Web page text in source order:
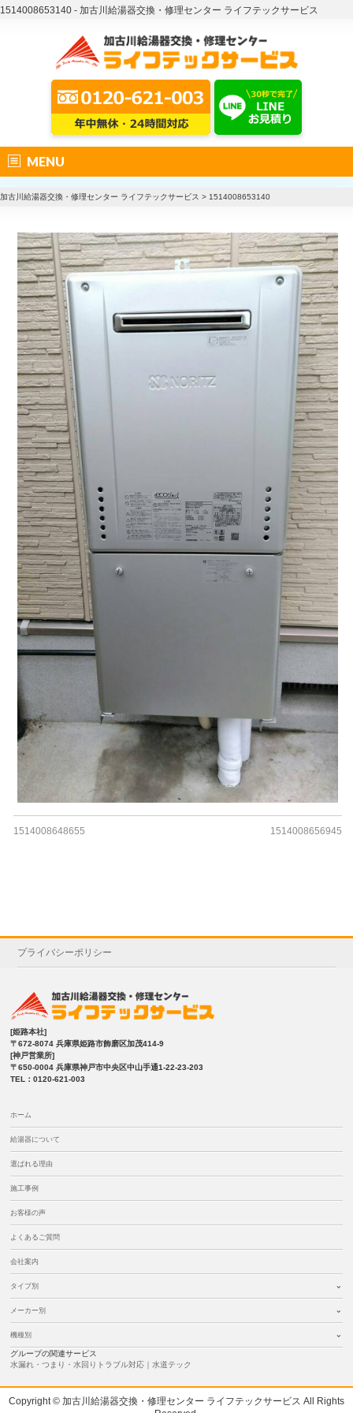
1514008653140 - 加古川給湯器交換・修理センター ライフテックサービス
MENU
加古川給湯器交換・修理センター ライフテックサービス > 1514008653140
1514008648655 1514008656945
プライバシーポリシー
[姫路本社]
〒672-8074 兵庫県姫路市飾磨区加茂414-9
[神戸営業所]
〒650-0004 兵庫県神戸市中央区中山手通1-22-23-203
TEL：0120-621-003
ホーム
給湯器について
選ばれる理由
施工事例
お客様の声
よくあるご質問
会社案内
タイプ別
メーカー別
機種別
グループの関連サービス
水漏れ・つまり・水回りトラブル対応｜水道テック
Copyright © 加古川給湯器交換・修理センター ライフテックサービス All Rights